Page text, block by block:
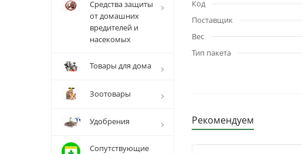
Код
Поставщик
Вес
Тип пакета
Рекомендуем
Средства защиты
от домашних
вредителей и
насекомых
Товары для дома
Зоотовары
Удобрения
Сопутствующие